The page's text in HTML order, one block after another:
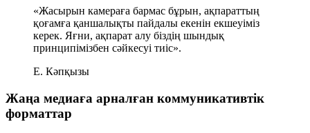
«Жасырын камераға бармас бұрын, ақпараттың
қоғамға қаншалықты пайдалы екенін екшеуіміз
керек. Яғни, ақпарат алу біздің шындық
принципімізбен сәйкесуі тиіс».
Е. Кәпқызы
Жаңа медиаға арналған коммуникативтік
форматтар